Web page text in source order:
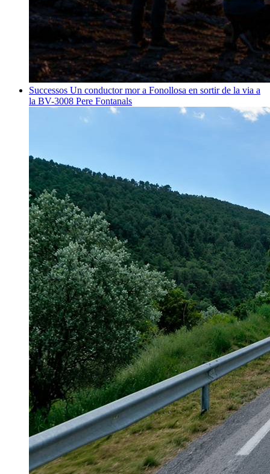
Successos Un conductor mor a Fonollosa en sortir de la via a
la BV-3008 Pere Fontanals